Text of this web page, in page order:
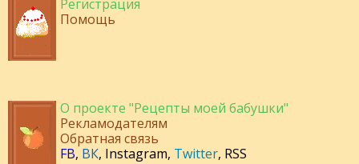
Регистрация
Помощь
О проекте "Рецепты моей бабушки"
Рекламодателям
Обратная связь
FB, ВК, Instagram, Twitter, RSS